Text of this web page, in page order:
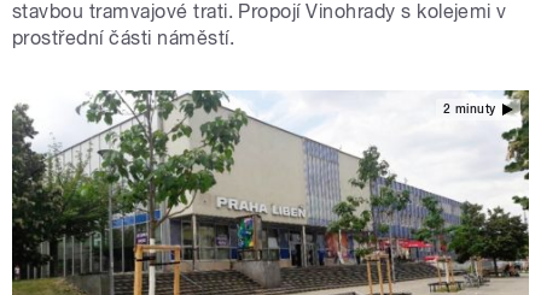
stavbou tramvajové trati. Propojí Vinohrady s kolejemi v
prostřední části náměstí.
2 minuty